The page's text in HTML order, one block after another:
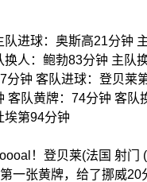
进球：奥斯高21分钟
人：鲍勃83分钟 主队
分钟 客队进球：登贝莱
客队黄牌：74分钟 客队
埃第94分钟
！登贝莱(法国 射
一张黄牌，给了挪威